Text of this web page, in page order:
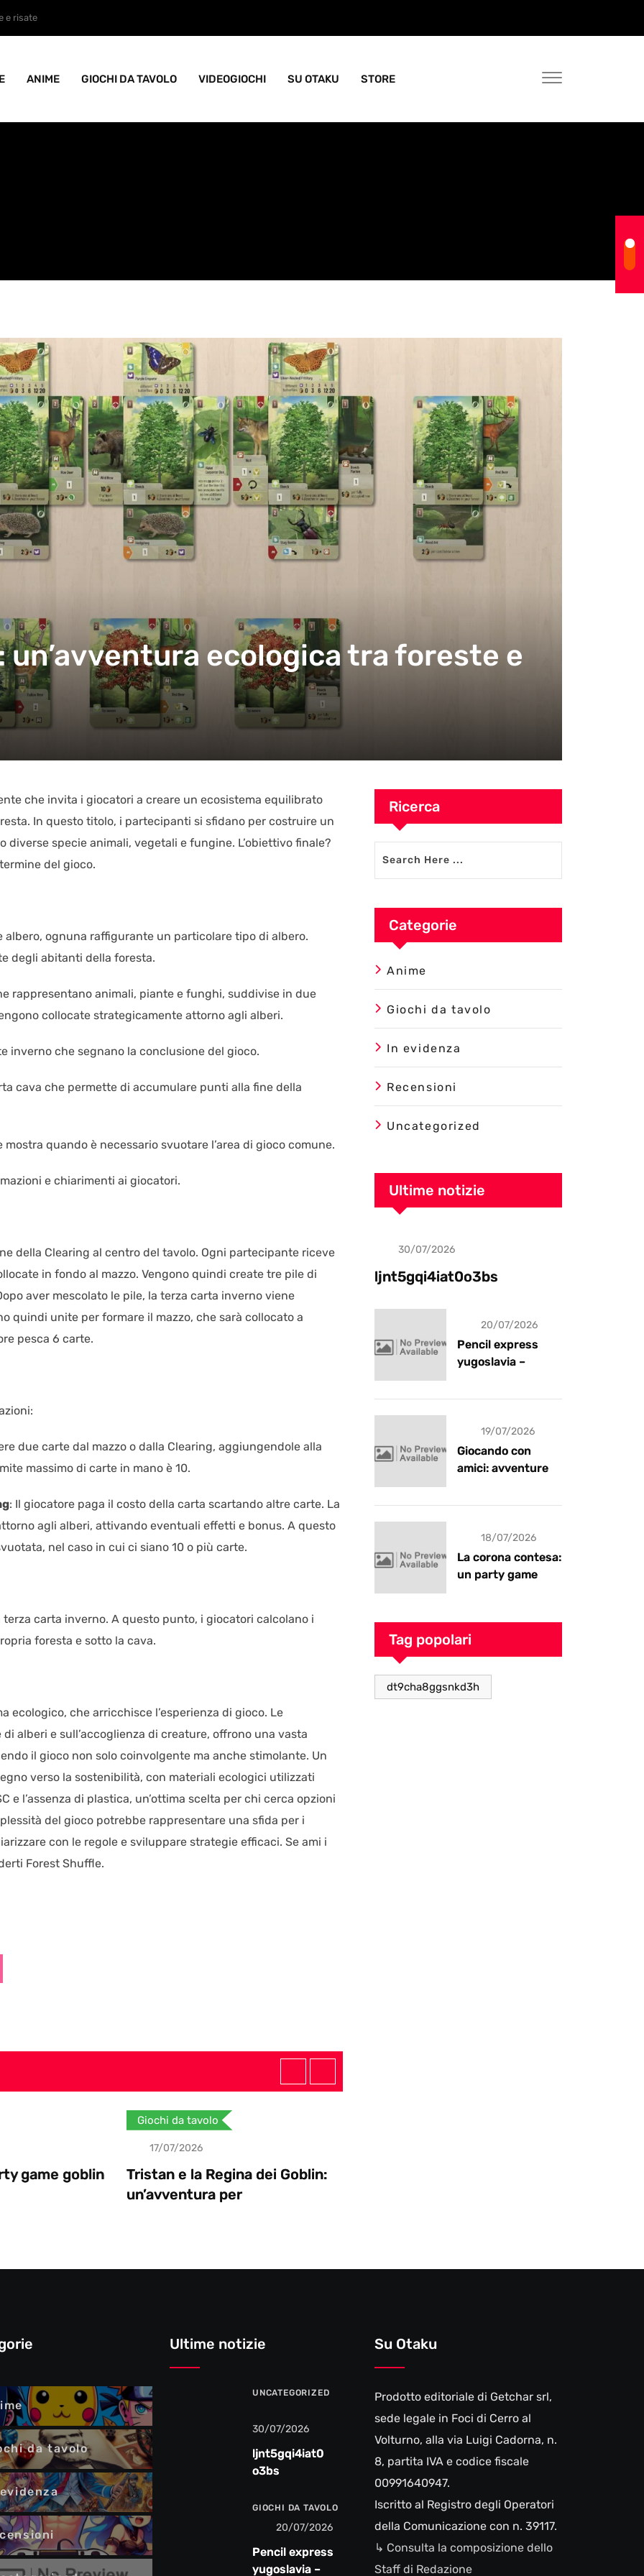
goblin pieno di caos
ANIME GIOCHI DA TAVOLO VIDEOGIOCHI SU OTAKU STORE
un’avventura ecologica tra foreste e
che invita i giocatori a creare un ecosistema equilibrato
In questo titolo, i partecipanti si sfidano per costruire un
specie animali, vegetali e fungine. L’obiettivo finale?
del gioco.
albero, ognuna raffigurante un particolare tipo di albero.
degli abitanti della foresta.
rappresentano animali, piante e funghi, suddivise in due
collocate strategicamente attorno agli alberi.
inverno che segnano la conclusione del gioco.
cava che permette di accumulare punti alla fine della
mostra quando è necessario svuotare l’area di gioco comune.
e chiarimenti ai giocatori.
della Clearing al centro del tavolo. Ogni partecipante riceve
in fondo al mazzo. Vengono quindi create tre pile di
aver mescolato le pile, la terza carta inverno viene
quindi unite per formare il mazzo, che sarà collocato a
pesca 6 carte.
due carte dal mazzo o dalla Clearing, aggiungendole alla
massimo di carte in mano è 10.
: Il giocatore paga il costo della carta scartando altre carte. La
agli alberi, attivando eventuali effetti e bonus. A questo
nel caso in cui ci siano 10 o più carte.
carta inverno. A questo punto, i giocatori calcolano i
foresta e sotto la cava.
ecologico, che arricchisce l’esperienza di gioco. Le
alberi e sull’accoglienza di creature, offrono una vasta
il gioco non solo coinvolgente ma anche stimolante. Un
verso la sostenibilità, con materiali ecologici utilizzati
e l’assenza di plastica, un’ottima scelta per chi cerca opzioni
del gioco potrebbe rappresentare una sfida per i
con le regole e sviluppare strategie efficaci. Se ami i
Forest Shuffle.
Giochi da tavolo
Tristan e la Regina dei Goblin:
un’avventura per
Ricerca
Categorie
Anime
Giochi da tavolo
In evidenza
Recensioni
Uncategorized
Ultime notizie
Uncategorized
30/07/2026
ljnt5gqi4iat0o3bs
20/07/2026
Pencil express
yugoslavia –
19/07/2026
Giocando con
amici: avventure e
18/07/2026
La corona contesa:
un party game
Tag popolari
dt9cha8ggsnkd3h
da tavolo
Ultime notizie
UNCATEGORIZED
30/07/2026
ljnt5gqi4iat0
o3bs
GIOCHI DA TAVOLO
20/07/2026
Pencil express
yugoslavia –
Su Otaku
Prodotto editoriale di Getchar srl,
sede legale in Foci di Cerro al
Volturno, alla via Luigi Cadorna, n.
8, partita IVA e codice fiscale
00991640947.
Iscritto al Registro degli Operatori
della Comunicazione con n. 39117.
↳ Consulta la composizione dello
Staff di Redazione